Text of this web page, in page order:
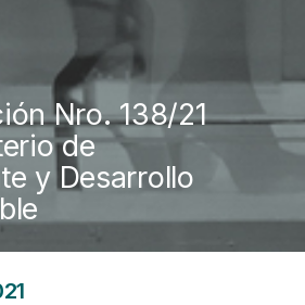
Nro. 138/21
de
y Desarrollo